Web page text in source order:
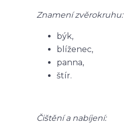
Znamení zvěrokruhu:
býk,
blíženec,
panna,
štír.
Čištění a nabíjení: